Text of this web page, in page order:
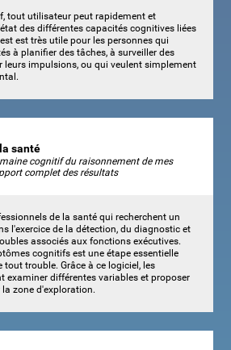
tout utilisateur peut rapidement et
des différentes capacités cognitives liées
est très utile pour les personnes qui
à planifier des tâches, à surveiller des
leurs impulsions, ou qui veulent simplement
santé
cognitif du raisonnement de mes
complet des résultats
de la santé qui recherchent un
l'exercice de la détection, du diagnostic et
associés aux fonctions exécutives.
cognitifs est une étape essentielle
trouble. Grâce à ce logiciel, les
examiner différentes variables et proposer
zone d'exploration.